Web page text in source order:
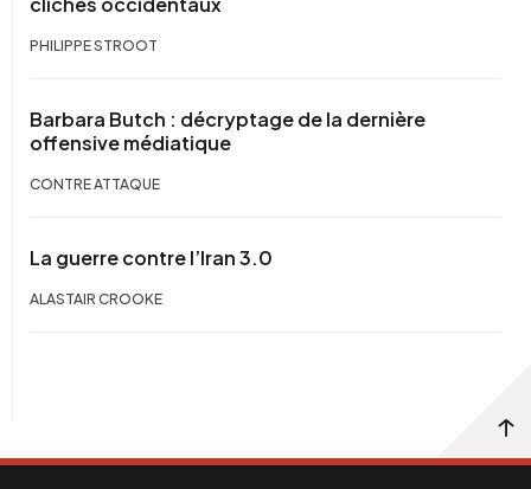
PHILIPPE STROOT
Barbara Butch : décryptage de la dernière
offensive médiatique
CONTRE ATTAQUE
La guerre contre l’Iran 3.0
ALASTAIR CROOKE